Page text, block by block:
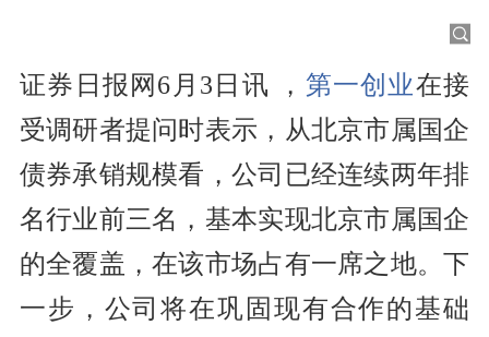
证券日报网6月3日讯 ， 第一创业在接
受调研者提问时表示，从北京市属国企
债券承销规模看，公司已经连续两年排
名行业前三名，基本实现北京市属国企
的全覆盖，在该市场占有一席之地。下
一步，公司将在巩固现有合作的基础